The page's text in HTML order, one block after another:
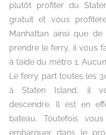
plutôt profiter du
gratuit et vous
Manhattan ainsi que
prendre le ferry, il vous
à l’aide du métro 1.
Le ferry part toutes les
à Staten Island, il
descendre. Il est en
bateau. Toutefois
embarquer dans le